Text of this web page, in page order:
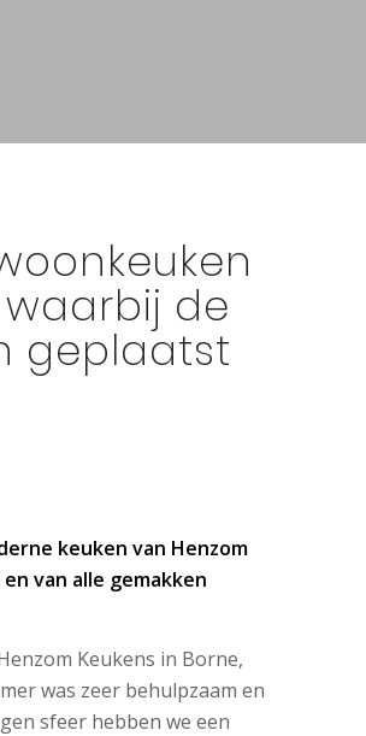
waarbij de
geplaatst
keuken van Henzom
van alle gemakken
Keukens in Borne,
was zeer behulpzaam en
sfeer hebben we een